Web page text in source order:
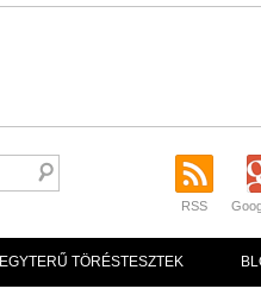
RSS
EGYTERŰ TÖRÉSTESZTEK